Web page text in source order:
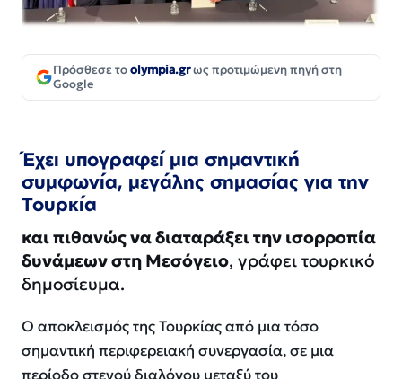
Πρόσθεσε τοolympia.grως προτιμώμενη πηγή στη
Google
Έχει υπογραφεί μια σημαντική
συμφωνία, μεγάλης σημασίας για την
Τουρκία
και πιθανώς να διαταράξει την ισορροπία
δυνάμεων στη Μεσόγειο, γράφει τουρκικό
δημοσίευμα.
Ο αποκλεισμός της Τουρκίας από μια τόσο
σημαντική περιφερειακή συνεργασία, σε μια
περίοδο στενού διαλόγου μεταξύ του